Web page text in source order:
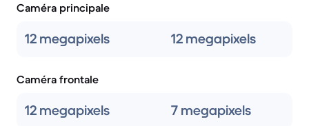
Caméra principale
12 megapixels 12 megapixels
Caméra frontale
12 megapixels 7 megapixels